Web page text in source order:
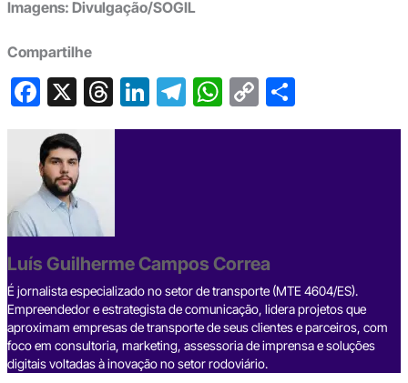
Imagens: Divulgação/SOGIL
Compartilhe
F
c
e
b
o
o
k
X T
hr
s
Li
n
T
el
W
h
p
C
o
k
S
h
Luís Guilherme Campos Correa
É jornalista especializado no setor de transporte (MTE 4604/ES).
Empreendedor e estrategista de comunicação, lidera projetos que
aproximam empresas de transporte de seus clientes e parceiros, com
foco em consultoria, marketing, assessoria de imprensa e soluções
digitais voltadas à inovação no setor rodoviário.